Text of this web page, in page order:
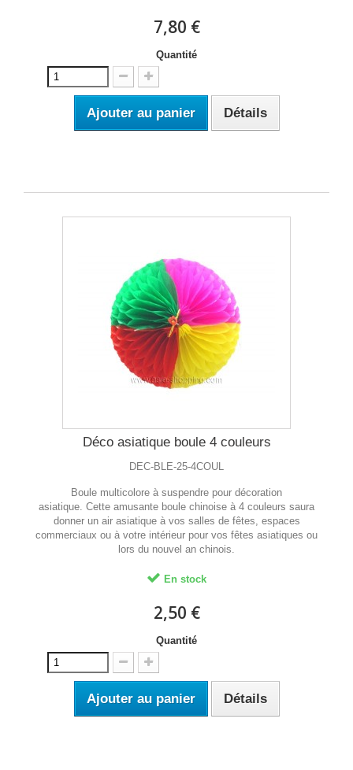
7,80 €
Quantité
Ajouter au panier Détails
Déco asiatique boule 4 couleurs
DEC-BLE-25-4COUL
Boule multicolore à suspendre pour décoration
asiatique. Cette amusante boule chinoise à 4 couleurs saura
donner un air asiatique à vos salles de fêtes, espaces
commerciaux ou à votre intérieur pour vos fêtes asiatiques ou
lors du nouvel an chinois.
En stock
2,50 €
Quantité
Ajouter au panier Détails